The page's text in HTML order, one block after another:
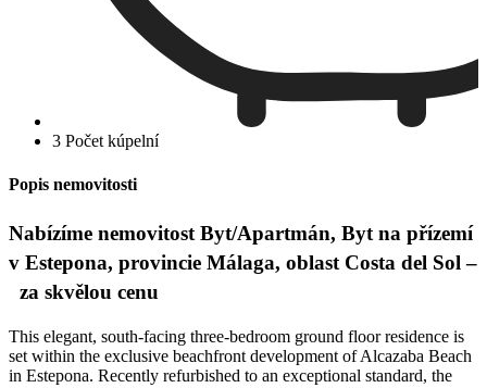
3 Počet kúpelní
Popis nemovitosti
Nabízíme nemovitost Byt/Apartmán, Byt na přízemí
v Estepona, provincie Málaga, oblast Costa del Sol –
za skvělou cenu
This elegant, south-facing three-bedroom ground floor residence is
set within the exclusive beachfront development of Alcazaba Beach
in Estepona. Recently refurbished to an exceptional standard, the